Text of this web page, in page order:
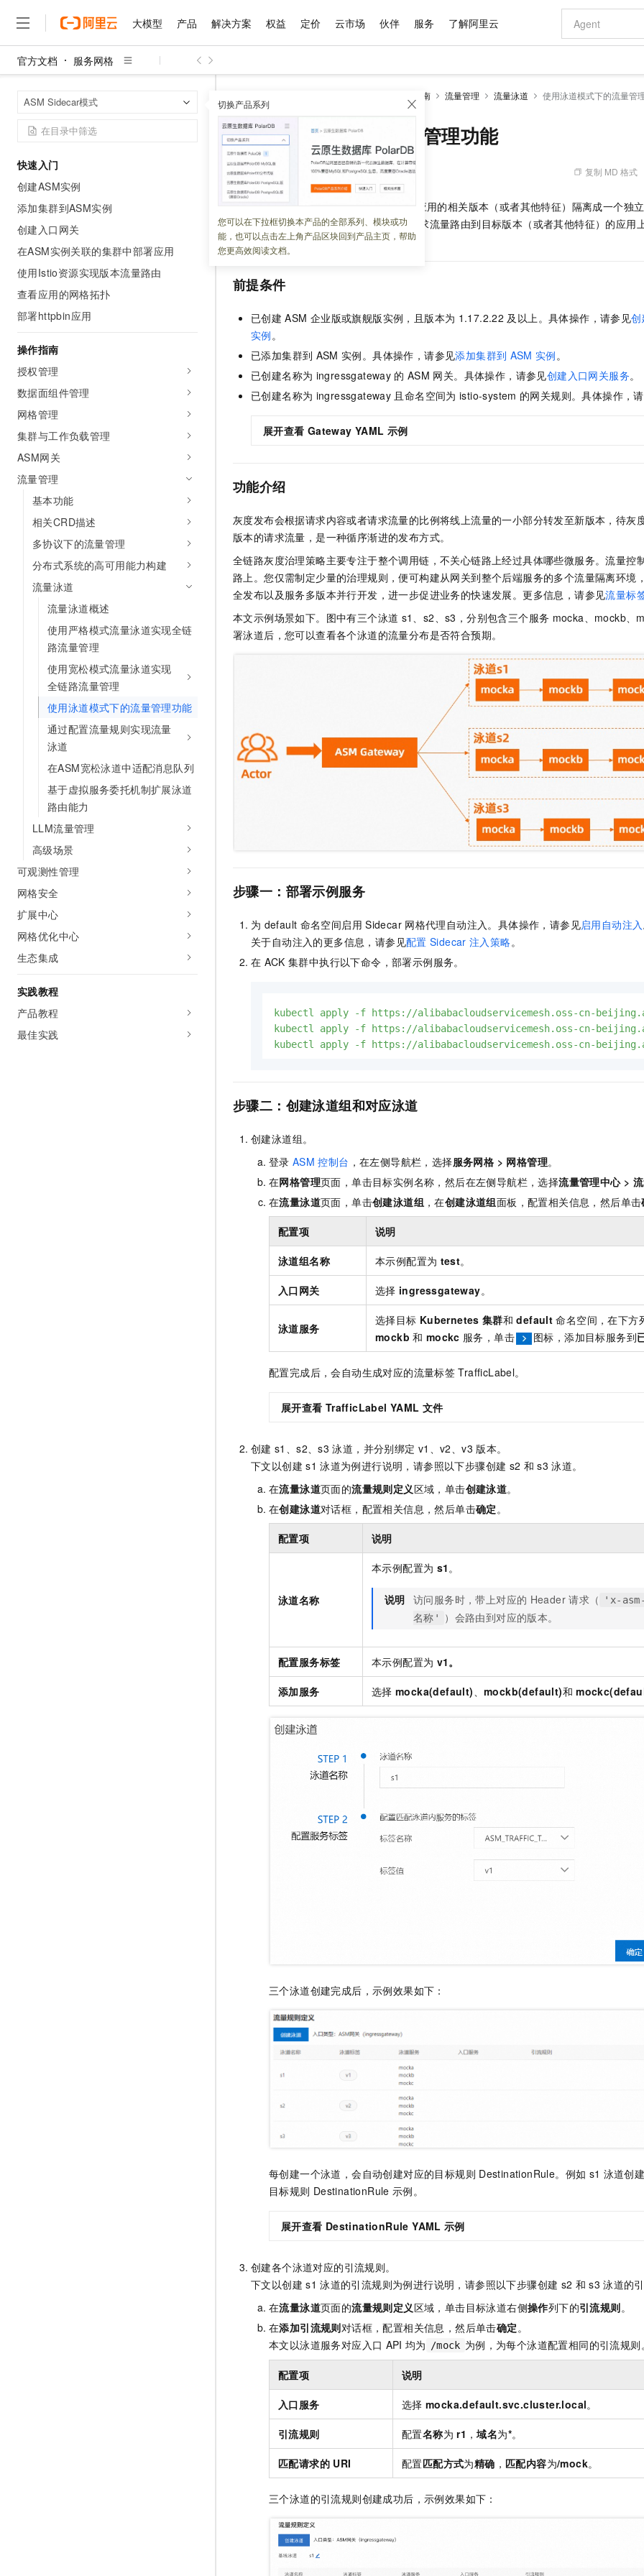
大模型 产品 解决方案 权益 定价 云市场 伙伴 服务 了解阿里云
官方文档 服务网格
ASM Sidecar模式 切换产品系列
您可以在下拉框切换本产品的全部系列、模块或功
能，也可以点击左上角产品区块回到产品主页，帮助
您更高效阅读文档。
快速入门
创建ASM实例
添加集群到ASM实例
创建入口网关
在ASM实例关联的集群中部署应用
使用Istio资源实现版本流量路由
查看应用的网格拓扑
部署httpbin应用
操作指南
授权管理
数据面组件管理
网格管理
集群与工作负载管理
ASM网关
流量管理
基本功能
相关CRD描述
多协议下的流量管理
分布式系统的高可用能力构建
流量泳道
流量泳道概述
使用严格模式流量泳道实现全链
路流量管理
使用宽松模式流量泳道实现
全链路流量管理
使用泳道模式下的流量管理功能
通过配置流量规则实现流量
泳道
在ASM宽松泳道中适配消息队列
基于虚拟服务委托机制扩展泳道
路由能力
LLM流量管理
高级场景
可观测性管理
网格安全
扩展中心
网格优化中心
生态集成
实践教程
产品教程
最佳实践
操作指南 流量管理 流量泳道 使用泳道模式下的流量管
使用泳道模式下的流量管理功能
更新时间： 2025-02-11 10:15:11 复制 MD 格式
支持通过流量标签功能将应用的相关版本（或者其他特征）隔离成一个独
然后通过设置泳道规则，将满足规则的请求流量路由到目标版本（或者其他特征）的应用
中使用泳道模式下的流量管理功能。
前提条件
已创建 ASM 企业版或旗舰版实例，且版本为 1.17.2.22 及以上。具体操作，请参见创
实例。
已添加集群到 ASM 实例。具体操作，请参见添加集群到 ASM 实例。
已创建名称为 ingressgateway 的 ASM 网关。具体操作，请参见创建入口网关服务。
已创建名称为 ingressgateway 且命名空间为 istio-system 的网关规则。具体操作，
展开查看 Gateway YAML 示例
功能介绍
灰度发布会根据请求内容或者请求流量的比例将线上流量的一小部分转发至新版本，待灰
版本的请求流量，是一种循序渐进的发布方式。
全链路灰度治理策略主要专注于整个调用链，不关心链路上经过具体哪些微服务。流量控
路上。您仅需制定少量的治理规则，便可构建从网关到整个后端服务的多个流量隔离环境
全发布以及服务多版本并行开发，进一步促进业务的快速发展。更多信息，请参见流量标
本文示例场景如下。图中有三个泳道 s1、s2、s3，分别包含三个服务 mocka、mockb、
署泳道后，您可以查看各个泳道的流量分布是否符合预期。
步骤一：部署示例服务
为 default 命名空间启用 Sidecar 网格代理自动注入。具体操作，请参见启用自动注入
关于自动注入的更多信息，请参见配置 Sidecar 注入策略。
在 ACK 集群中执行以下命令，部署示例服务。
kubectl apply -f
https://alibabacloudservicemesh.oss-cn-
kubectl
apply -f
https://alibabacloudservicemesh.oss-cn-
kubectl
apply -f https://alibabacloudservicemesh.oss-cn-
步骤二：创建泳道组和对应泳道
创建泳道组。
登录 ASM 控制台 ，在左侧导航栏，选择服务网格 > 网格管理。
在网格管理页面，单击目标实例名称，然后在左侧导航栏，选择流量管理中心>
在流量泳道页面，单击创建泳道组 ，在创建泳道组面板，配置相关信息，然后单击
配置项 说明
泳道组名称 本示例配置为 test。
入口网关 选择 ingressgateway。
泳道服务
选择目标 Kubernetes 集群和 default 命名空间，在下方
mockb 和 mockc 服务，单击 图标，添加目标服务到
配置完成后，会自动生成对应的流量标签 TrafficLabel。
展开查看 TrafficLabel YAML 文件
创建 s1、s2、s3 泳道，并分别绑定 v1、v2、v3 版本。
下文以创建 s1 泳道为例进行说明，请参照以下步骤创建 s2 和 s3 泳道。
在流量泳道页面的流量规则定义区域，单击创建泳道。
在创建泳道对话框，配置相关信息，然后单击确定。
配置项 说明
泳道名称
本示例配置为 s1。
说明 访问服务时，带上对应的 Header 请求（
'x-
名称'
）会路由到对应的版本。
配置服务标签 本示例配置为 v1。
添加服务 选择 mocka(default)、mockb(default)和
三个泳道创建完成后，示例效果如下：
每创建一个泳道，会自动创建对应的目标规则 DestinationRule。例如 s1 泳道创
目标规则 DestinationRule 示例。
展开查看 DestinationRule YAML 示例
创建各个泳道对应的引流规则。
下文以创建 s1 泳道的引流规则为例进行说明，请参照以下步骤创建 s2 和 s3 泳道的
在流量泳道页面的流量规则定义区域，单击目标泳道右侧操作列下的引流规则。
在添加引流规则对话框，配置相关信息，然后单击确定。
本文以泳道服务对应入口 API 均为 /mock 为例，为每个泳道配置相同的引流规则
配置项 说明
入口服务 选择 mocka.default.svc.cluster.local。
引流规则 配置名称为 r1 ，域名为*。
匹配请求的 URI 配置匹配方式为精确 ，匹配内容为/mock。
三个泳道的引流规则创建成功后，示例效果如下：
大模型
大模型
大模型
文本生成
Qwen3.8-Max HOT
智能体时代全能旗舰模型
能看、能想、能动手的多模态智能体模型
Qwen3-VL-Plus
视觉 Coding、空间感知、多模态思考等全面升级
Kimi-K3 NEW
Kimi 最新旗舰模型，长程编程与推理利器
GLM-5.2
1M上下文，专为长程任务能力而生
Wan2.7-
大模型服务
个人版上线、团队版降价；千问3.8-Max首发发尝鲜
新一代 AI 视频生成模型，深度适配广告营销等场景
AI 应用构建
丰富多元化的应用模版和解决方案
AI Native 的算法工程平台，一站式完成建模、训练、推理服务部署
大模型原
云端极速 AI
大模型解决方案
依托云原生高可用架构,实现Dify私有化部署 用1%尺寸在特定领域达到大模型90%以上效果
产品
精选产品
人工智能与机器学习
容器
存储
网络与CDN
中间件
数据库
媒体服务
企业服务与云通信
域名与网站
终端用户计算
Serverless
开发工具
迁移与运维管理
精选产品
大模型服务平台百炼
大模型服务与应用平台
千问大模型
多元化、高性能、安全可靠的大模型服务
无影云电脑
随时随地安全接入的云上超级电脑
云解析DNS
云原生大数据计算服务 MaxCompute
域名与网站
提供智能易用的域名与建站服务
对象存储 OSS
人工智能平台 PAI 大模型
一站式AI开发、训练和推理服务
Qoder CN
Qoder
面向真实软件
解决方案
精选解决方案
AI
大数据
现代化应用
可观测
上云与迁云
企业出海
政企业务
精选解决方案
千问办公，解锁你的工作新方式
企业级Agent产品，直接交付可用成果
Agency Agents：拥有专属领域专家
多领域专家智能体,一键组建 AI 虚拟交付团队
HappyHorse 打造一站式影视创作平台
快速拥有专属 OpenClaw
睿译宝，AI翻译排版一步到位
上传文档即自动完成翻译和格式还原
GLM-5.2：长任务时代开源旗舰模型
Hermes Agent，打造自进化智能体
自主进化，持久记忆，越用越聪明
Claude Code + GStack 打造工程团队
轻松解锁专属
5 分钟轻松部
权益 普惠上云
普惠上云 官方力荐
云服务器38元/年起，超值低价云产品抢先购
官方推荐返现计划
推荐新用户得奖励，单订单最高返9万
云工开物
高校专属算力普惠，学生认证享300元代金券
免费试用
解决方案免费试用 新老同享
AI 产品 免费试用
1亿+ 大模型 tokens 和 30+ 款产品免费体验
140+云产品 免费试用
产品新客免费试用，最长12个月
大模型ACA认证体验
助力企业全员 AI 认知与能力提升
AI 特惠
智启 AI 普惠权益
至高享 1亿+免费 tokens，加速 Al 应用落地
阿里云 OPC 创新助力计划
至高百万元 Token 补贴，加速一人公司成长
Token Plan 模型订阅计划 NEW
Qwen3.8-Max 首发尝鲜，限时加量 10 倍，夜间低至2折
千问办公，限时限量积分加倍
夜间 5 折，Qwen/Meoo/TokenPlan 客户专享
AI 场景体
从图文生成到
AI 广告创作
图文、视频一
智能客服
自动承接线索
定价 产品定价
了解云产品的定价详情
云上成本管理
管理和优化成本
价格计算器
自助选配和估算价格
价格优势
推动算力普惠，释放技术红利
配置报价
云市场 精选商城
网站建设
多端小程序
Salesforce 国际版订阅
友盟天域
观测云
Tuya 物联网平台阿里云版
电子合同
畅捷通
Tableau 订阅
AI空中课堂在线直播课堂（旗舰版）
行业生态解决方案
AI 开发和 AI 应用解决方案
数据与 API
数据集
手机三要素
身份实名认证
短信
OCR 文字识别
发票查验
天气预报查询
ERP
CRM
财税管理
基础软件
JAVA
Ubuntu
SUSE
定制小程序
建站系统
伙伴 成为销售伙伴
分销伙伴
咨询伙伴
销售伙伴合作计划
Salesforce On Alibaba Cloud
Consulting Partner 合作计划
成为产品伙伴
产品生态集成认证中心
产品生态伙伴
产品生态伙伴工作台
产品伙伴
云网络合作
服务生态伙伴
服务 售前咨询
在线服务
售后服务
自助服务
工单服务
短信专区
企业增值服务
企业支持计划
专家技术服务
企业增值服务台
企业成长
服务实践
阿里云认证
信息公告
官网公告
了解阿里云 为什么选择阿里云
什么是云计算
技术领先
稳定可靠
安全合规
分析师报告
研究报告与白皮书
天池大赛
AI 算法大赛
云开发大赛
入门学习赛
最佳实践
云上春晚
云上奥运之旅
云栖战略参考
云上的中国
看见新力量
金融模力时刻
客户案例
市场活动
魔搭
云工开物